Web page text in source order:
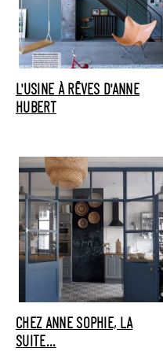
L'USINE À RÊVES D'ANNE
HUBERT
CHEZ ANNE SOPHIE, LA
SUITE...